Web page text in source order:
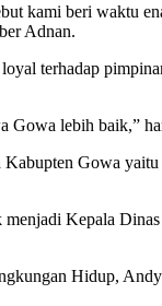
kami beri waktu
Adnan.
terhadap
Gowa lebih baik,”
Kabupten Gowa
Kepala
Hidup,